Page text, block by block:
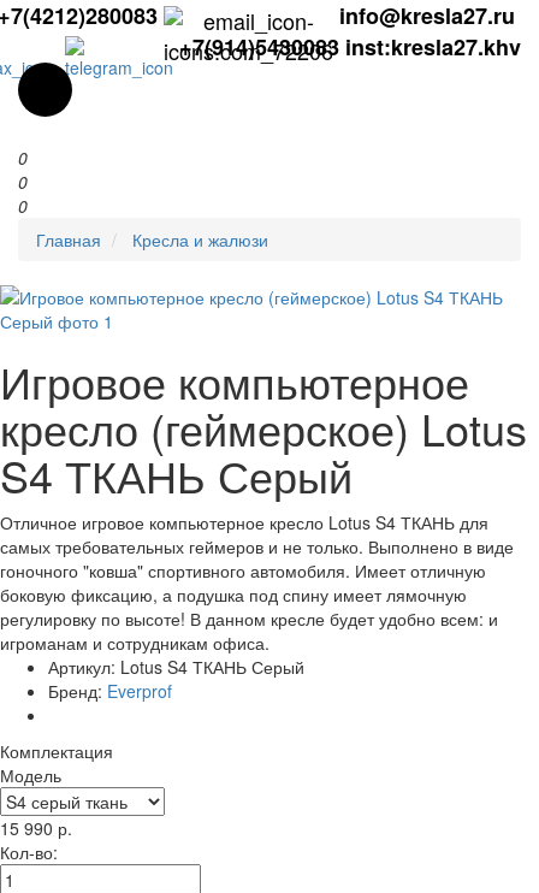
info@kresla27.ru
+7(914)5430083 inst:kresla27.khv
0
0
0
Главная
Кресла и жалюзи
Игровое компьютерное
кресло (геймерское) Lotus
S4 ТКАНЬ Серый
Отличное игровое компьютерное кресло Lotus S4 ТКАНЬ для
самых требовательных геймеров и не только. Выполнено в виде
гоночного "ковша" спортивного автомобиля. Имеет отличную
боковую фиксацию, а подушка под спину имеет лямочную
регулировку по высоте! В данном кресле будет удобно всем: и
игроманам и сотрудникам офиса.
Артикул: Lotus S4 ТКАНЬ Серый
Бренд: Everprof
Комплектация
Модель
15 990 р.
Кол-во: